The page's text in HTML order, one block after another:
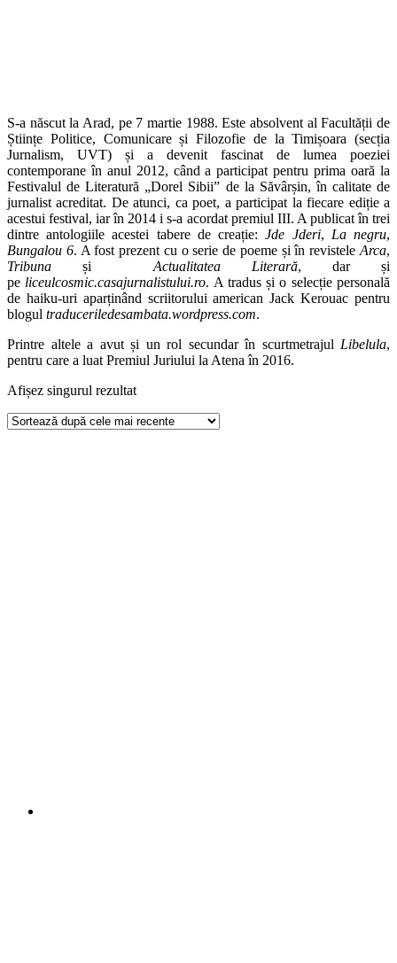
S-a născut la Arad, pe 7 martie 1988. Este absolvent al Facultății de
Științe Politice, Comunicare și Filozofie de la Timișoara (secția
Jurnalism, UVT) și a devenit fascinat de lumea poeziei
contemporane în anul 2012, când a participat pentru prima oară la
Festivalul de Literatură „Dorel Sibii” de la Săvârșin, în calitate de
jurnalist acreditat. De atunci, ca poet, a participat la fiecare ediție a
acestui festival, iar în 2014 i s-a acordat premiul III. A publicat în trei
dintre antologiile acestei tabere de creație:Jde Jderi, La negru,
Bungalou 6. A fost prezent cu o serie de poeme și în revisteleArca,
Tribuna și Actualitatea Literară, dar și
pe liceulcosmic.casajurnalistului.ro. A tradus și o selecție personală
de haiku-uri aparținând scriitorului american Jack Kerouac pentru
blogul traduceriledesambata.wordpress.com.
Printre altele a avut și un rol secundar în scurtmetrajul Libelula,
pentru care a luat Premiul Juriului la Atena în 2016.
Afișez singurul rezultat